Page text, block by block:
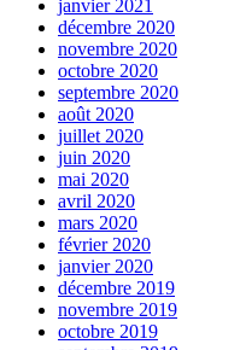
janvier 2021
décembre 2020
novembre 2020
octobre 2020
septembre 2020
août 2020
juillet 2020
juin 2020
mai 2020
avril 2020
mars 2020
février 2020
janvier 2020
décembre 2019
novembre 2019
octobre 2019